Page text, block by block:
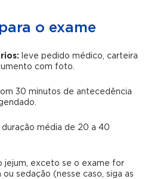
o exame
leve pedido médico, carteira
com foto.
30 minutos de antecedência
média de 20 a 40
jejum, exceto se o exame for
sedação (nesse caso, siga as